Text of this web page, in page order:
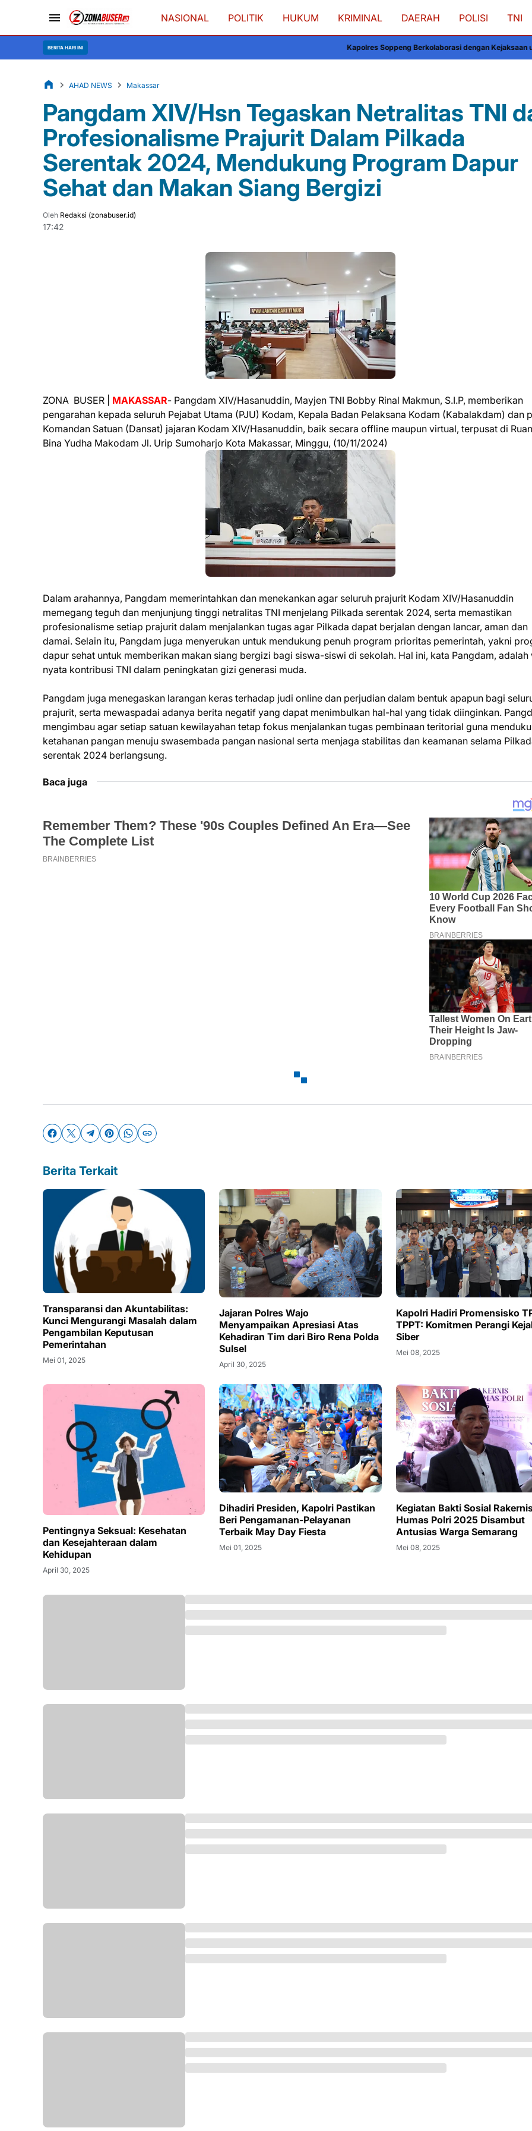
NASIONAL POLITIK HUKUM KRIMINAL DAERAH POLISI TNI
BERITA HARI INI Kapolres Soppeng Berkolaborasi dengan Kejaksaan untuk Sinergi
AHAD NEWS Makassar
Pangdam XIV/Hsn Tegaskan Netralitas TNI
Profesionalisme Prajurit Dalam Pilkada
Serentak 2024, Mendukung Program Dapur
Sehat dan Makan Siang Bergizi
Oleh Redaksi (zonabuser.id)
17:42
ZONA BUSER | MAKASSAR- Pangdam XIV/Hasanuddin, Mayjen TNI Bobby Rinal Makmun, S.I.P, memberikan
pengarahan kepada seluruh Pejabat Utama (PJU) Kodam, Kepala Badan Pelaksana Kodam (Kabalakdam) dan
Komandan Satuan (Dansat) jajaran Kodam XIV/Hasanuddin, baik secara offline maupun virtual, terpusat di
Bina Yudha Makodam Jl. Urip Sumoharjo Kota Makassar, Minggu, (10/11/2024)
Dalam arahannya, Pangdam memerintahkan dan menekankan agar seluruh prajurit Kodam XIV/Hasanuddin
memegang teguh dan menjunjung tinggi netralitas TNI menjelang Pilkada serentak 2024, serta memastikan
profesionalisme setiap prajurit dalam menjalankan tugas agar Pilkada dapat berjalan dengan lancar, aman dan
damai. Selain itu, Pangdam juga menyerukan untuk mendukung penuh program prioritas pemerintah, yakni
dapur sehat untuk memberikan makan siang bergizi bagi siswa-siswi di sekolah. Hal ini, kata Pangdam, adalah
nyata kontribusi TNI dalam peningkatan gizi generasi muda.
Pangdam juga menegaskan larangan keras terhadap judi online dan perjudian dalam bentuk apapun bagi
prajurit, serta mewaspadai adanya berita negatif yang dapat menimbulkan hal-hal yang tidak diinginkan.
mengimbau agar setiap satuan kewilayahan tetap fokus menjalankan tugas pembinaan teritorial guna
ketahanan pangan menuju swasembada pangan nasional serta menjaga stabilitas dan keamanan selama
serentak 2024 berlangsung.
Baca juga
Berita Terkait
Transparansi dan Akuntabilitas:
Kunci Mengurangi Masalah dalam
Pengambilan Keputusan
Pemerintahan
Mei 01, 2025
Jajaran Polres Wajo
Menyampaikan Apresiasi Atas
Kehadiran Tim dari Biro Rena Polda
Sulsel
April 30, 2025
Kapolri Hadiri Promensisko
TPPT: Komitmen Perangi
Siber
Mei 08, 2025
Pentingnya Seksual: Kesehatan
dan Kesejahteraan dalam
Kehidupan
April 30, 2025
Dihadiri Presiden, Kapolri Pastikan
Beri Pengamanan-Pelayanan
Terbaik May Day Fiesta
Mei 01, 2025
Kegiatan Bakti Sosial
Humas Polri 2025 Disambut
Antusias Warga Semarang
Mei 08, 2025
TERIMA KASIH TELAH MEMBACA